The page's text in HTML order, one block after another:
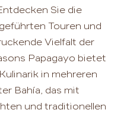
Sie die
Touren und
Vielfalt der
Papagayo bietet
in mehreren
Bahía, das mit
und traditionellen